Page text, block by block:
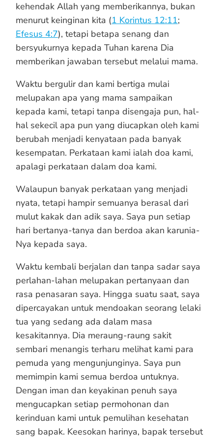
kehendak Allah yang memberikannya, bukan
menurut keinginan kita (1 Korintus 12:11;
Efesus 4:7), tetapi betapa senang dan
bersyukurnya kepada Tuhan karena Dia
memberikan jawaban tersebut melalui mama.
Waktu bergulir dan kami bertiga mulai
melupakan apa yang mama sampaikan
kepada kami, tetapi tanpa disengaja pun, hal-
hal sekecil apa pun yang diucapkan oleh kami
berubah menjadi kenyataan pada banyak
kesempatan. Perkataan kami ialah doa kami,
apalagi perkataan dalam doa kami.
Walaupun banyak perkataan yang menjadi
nyata, tetapi hampir semuanya berasal dari
mulut kakak dan adik saya. Saya pun setiap
hari bertanya-tanya dan berdoa akan karunia-
Nya kepada saya.
Waktu kembali berjalan dan tanpa sadar saya
perlahan-lahan melupakan pertanyaan dan
rasa penasaran saya. Hingga suatu saat, saya
dipercayakan untuk mendoakan seorang lelaki
tua yang sedang ada dalam masa
kesakitannya. Dia meraung-raung sakit
sembari menangis terharu melihat kami para
pemuda yang mengunjunginya. Saya pun
memimpin kami semua berdoa untuknya.
Dengan iman dan keyakinan penuh saya
mengucapkan setiap permohonan dan
kerinduan kami untuk pemulihan kesehatan
sang bapak. Keesokan harinya, bapak tersebut